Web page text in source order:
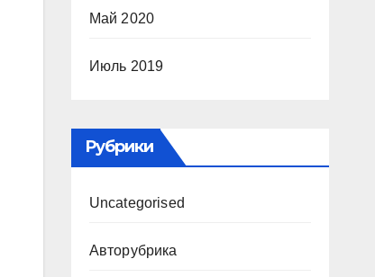
Май 2020
Июль 2019
Рубрики
Uncategorised
Авторубрика